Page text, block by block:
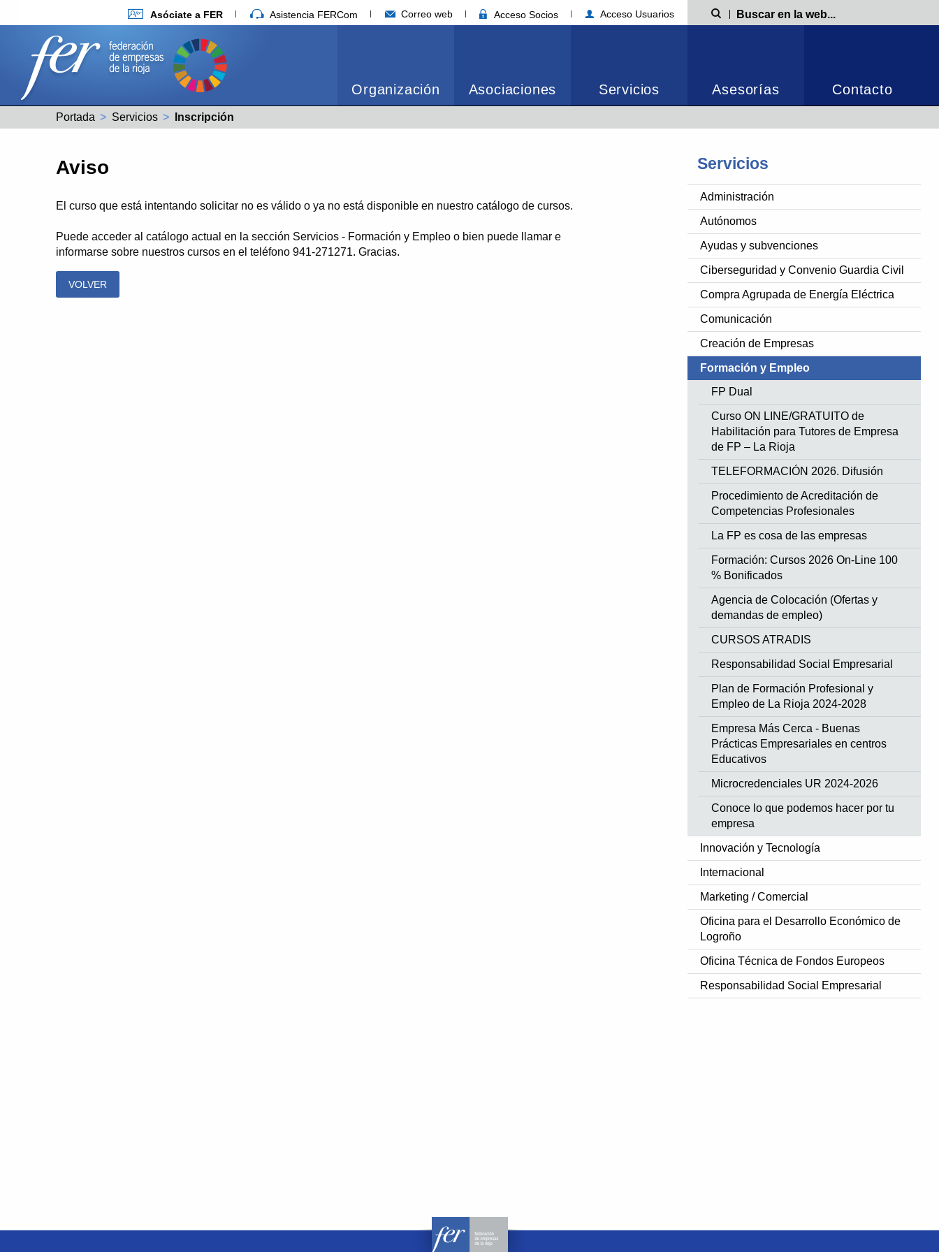
Asóciate a FER Asistencia FERCom Correo web Acceso Socios Acceso Usuarios Búsqueda
Organización Asociaciones Servicios Asesorías Contacto
Portada Servicios Actual:
Inscripción
Servicios
Administración
Autónomos
Ayudas y subvenciones
Ciberseguridad y Convenio Guardia Civil
Compra Agrupada de Energía Eléctrica
Comunicación
Creación de Empresas
Formación y Empleo
FP Dual
Curso ON LINE/GRATUITO de
Habilitación para Tutores de Empresa
de FP – La Rioja
TELEFORMACIÓN 2026. Difusión
Procedimiento de Acreditación de
Competencias Profesionales
La FP es cosa de las empresas
Formación: Cursos 2026 On-Line 100
% Bonificados
Agencia de Colocación (Ofertas y
demandas de empleo)
CURSOS ATRADIS
Responsabilidad Social Empresarial
Plan de Formación Profesional y
Empleo de La Rioja 2024-2028
Empresa Más Cerca - Buenas
Prácticas Empresariales en centros
Educativos
Microcredenciales UR 2024-2026
Conoce lo que podemos hacer por tu
empresa
Innovación y Tecnología
Internacional
Marketing / Comercial
Oficina para el Desarrollo Económico de
Logroño
Oficina Técnica de Fondos Europeos
Responsabilidad Social Empresarial
Aviso
El curso que está intentando solicitar no es válido o ya no está disponible en nuestro catálogo de cursos.
Puede acceder al catálogo actual en la sección Servicios - Formación y Empleo o bien puede llamar e
informarse sobre nuestros cursos en el teléfono 941-271271. Gracias.
VOLVER